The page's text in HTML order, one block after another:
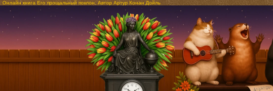
Онлайн книга Его прощальный поклон. Автор Артур Конан Дойль